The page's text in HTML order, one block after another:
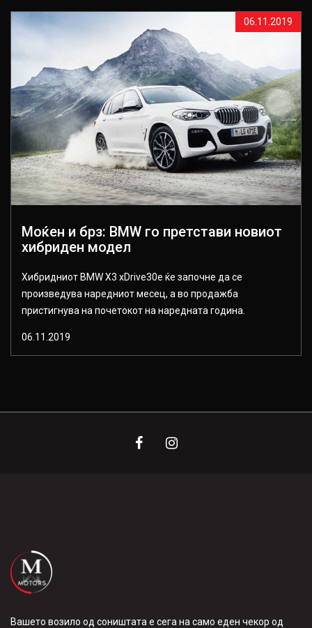
06.11.2019
Моќен и брз: BMW го претстави новиот
хибриден модел
Хибридниот BMW X3 xDrive30е ќе започне да се
произведува наредниот месец, а во продажба
пристигнува на почетокот на наредната година.
06.11.2019
Вашето возило од соништата е сега на само еден чекор од